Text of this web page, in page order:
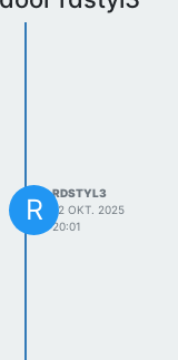
R
RDSTYL3
12 OKT. 2025
20:01